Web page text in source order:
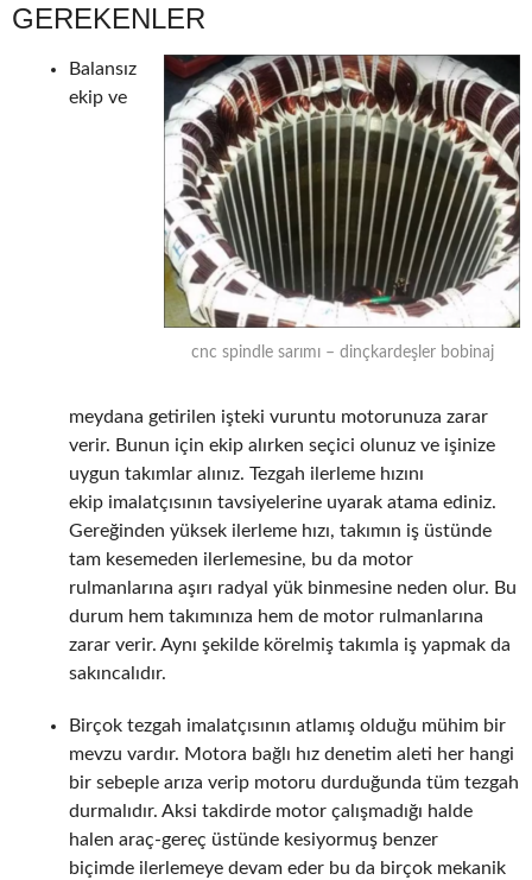
GEREKENLER
cnc spindle sarımı – dinçkardeşler bobinaj
Balansız
ekip ve
meydana getirilen işteki vuruntu motorunuza zarar
verir. Bunun için ekip alırken seçici olunuz ve işinize
uygun takımlar alınız. Tezgah ilerleme hızını
ekip imalatçısının tavsiyelerine uyarak atama ediniz.
Gereğinden yüksek ilerleme hızı, takımın iş üstünde
tam kesemeden ilerlemesine, bu da motor
rulmanlarına aşırı radyal yük binmesine neden olur. Bu
durum hem takımınıza hem de motor rulmanlarına
zarar verir. Aynı şekilde körelmiş takımla iş yapmak da
sakıncalıdır.
Birçok tezgah imalatçısının atlamış olduğu mühim bir
mevzu vardır. Motora bağlı hız denetim aleti her hangi
bir sebeple arıza verip motoru durduğunda tüm tezgah
durmalıdır. Aksi takdirde motor çalışmadığı halde
halen araç-gereç üstünde kesiyormuş benzer
biçimde ilerlemeye devam eder bu da birçok mekanik